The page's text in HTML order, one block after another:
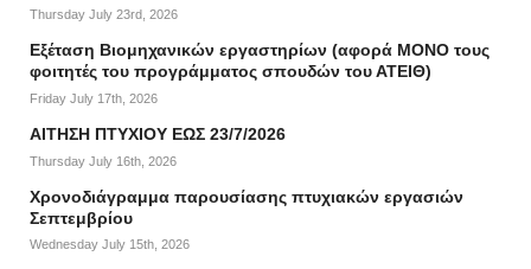
Thursday July 23rd, 2026
Εξέταση Βιομηχανικών εργαστηρίων (αφορά ΜΟΝΟ τους
φοιτητές του προγράμματος σπουδών του ΑΤΕΙΘ)
Friday July 17th, 2026
ΑΙΤΗΣΗ ΠΤΥΧΙΟΥ ΕΩΣ 23/7/2026
Thursday July 16th, 2026
Χρονοδιάγραμμα παρουσίασης πτυχιακών εργασιών
Σεπτεμβρίου
Wednesday July 15th, 2026